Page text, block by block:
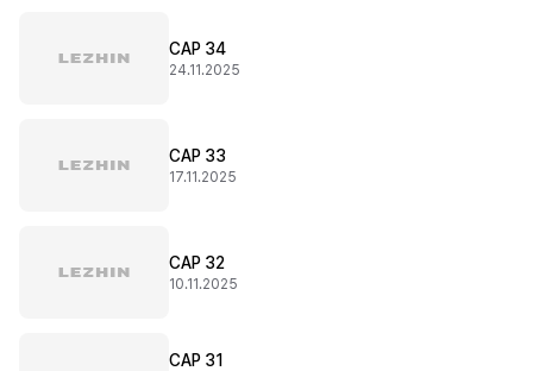
CAP 34
24.11.2025
CAP 33
17.11.2025
CAP 32
10.11.2025
CAP 31